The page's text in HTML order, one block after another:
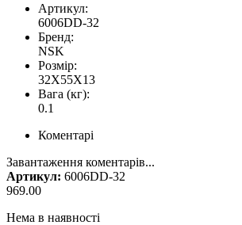
Артикул:
6006DD-32
Бренд:
NSK
Розмір:
32X55X13
Вага (кг):
0.1
Коментарі
Завантаження коментарів...
Артикул: 6006DD-32
969.00
Нема в наявності